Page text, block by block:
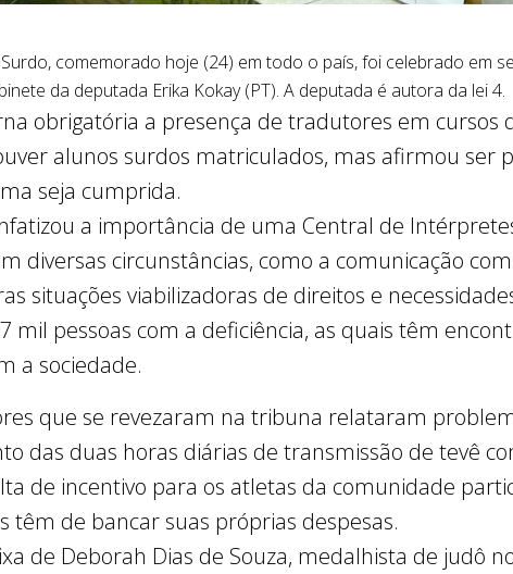
comemorado hoje (24) em todo o país, foi celebrado em
da deputada Erika Kokay (PT). A deputada é autora da lei 4.
obrigatória a presença de tradutores em cursos
alunos surdos matriculados, mas afirmou ser
seja cumprida.
a importância de uma Central de
diversas circunstâncias, como a comunicação
situações viabilizadoras de direitos e
mil pessoas com a deficiência, as quais têm
a sociedade.
que se revezaram na tribuna relataram
das duas horas diárias de transmissão de tevê
de incentivo para os atletas da comunidade
têm de bancar suas próprias despesas.
de Deborah Dias de Souza, medalhista de judô